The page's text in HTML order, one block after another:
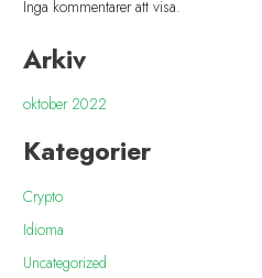
Inga kommentarer att visa.
Arkiv
oktober 2022
Kategorier
Crypto
Idioma
Uncategorized